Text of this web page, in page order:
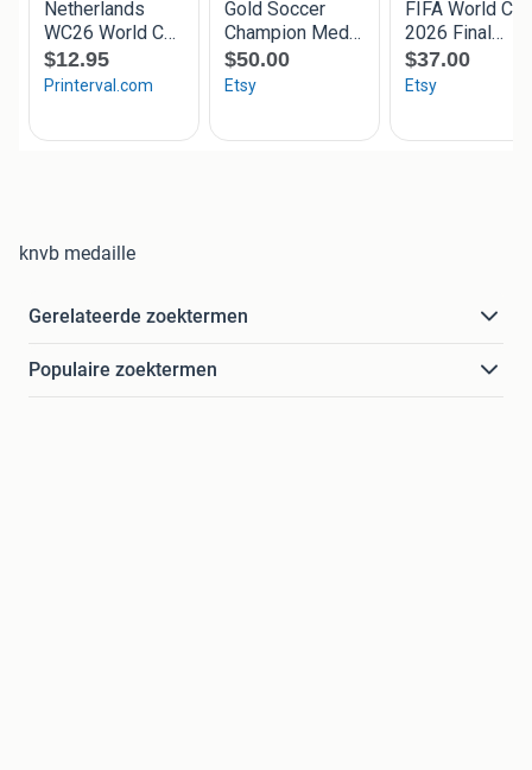
knvb medaille
Gerelateerde zoektermen
Populaire zoektermen